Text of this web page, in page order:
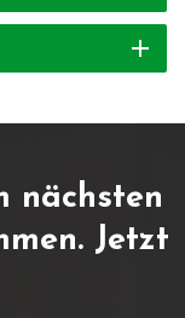
nächsten
Jetzt